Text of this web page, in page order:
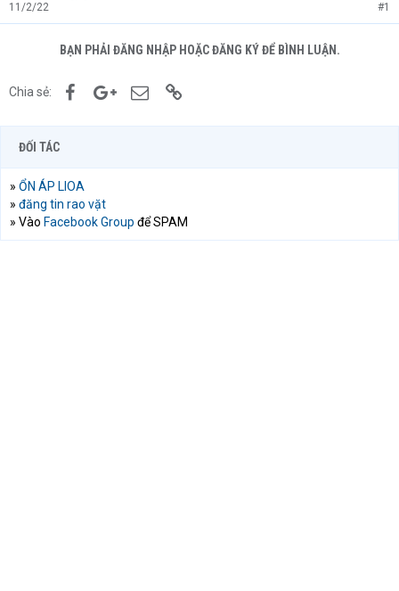
11/2/22 #1
BẠN PHẢI ĐĂNG NHẬP HOẶC ĐĂNG KÝ ĐỂ BÌNH LUẬN.
Chia sẻ: FacebookGoogle+Email
ĐỐI TÁC
» ỔN ÁP LIOA
» đăng tin rao vặt
» Vào Facebook Group để SPAM